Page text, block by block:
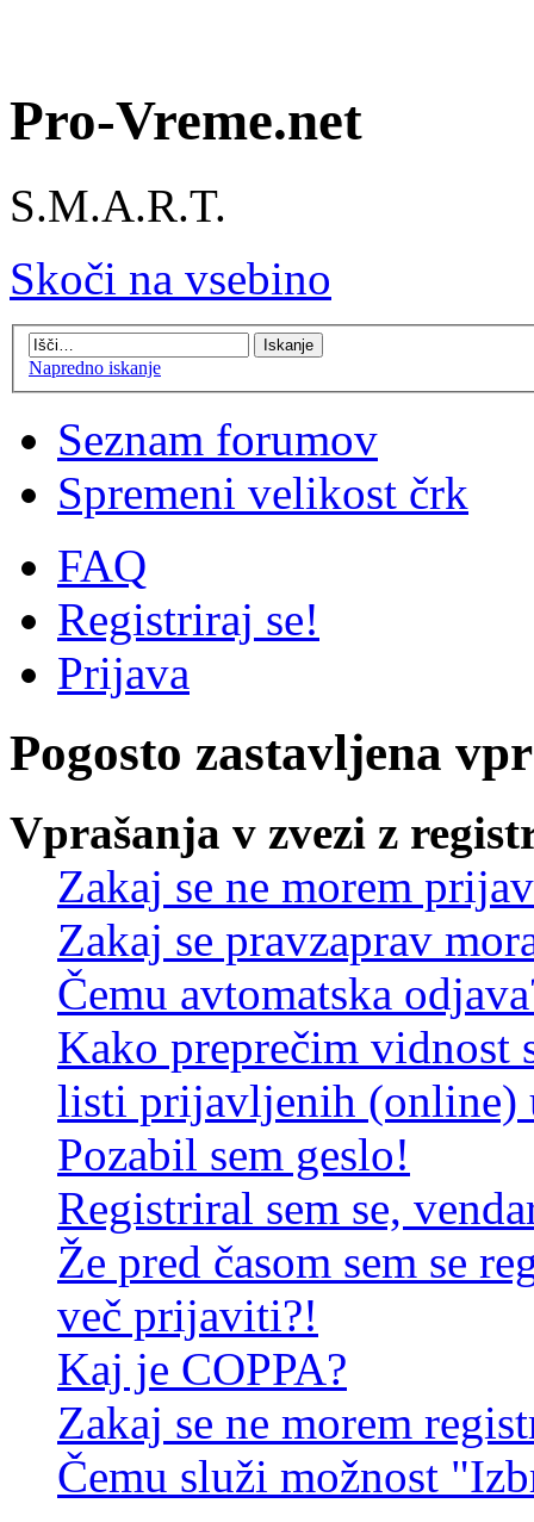
Pro-Vreme.net
S.M.A.R.T.
Skoči na vsebino
Napredno iskanje
Seznam forumov
Spremeni velikost črk
FAQ
Registriraj se!
Prijava
Pogosto zastavljena
Vprašanja v zvezi z
Zakaj se ne morem
Zakaj se pravzaprav
Čemu avtomatska
Kako preprečim vidnost
listi prijavljenih (online)
Pozabil sem geslo!
Registriral sem se,
Že pred časom sem se
več prijaviti?!
Kaj je COPPA?
Zakaj se ne morem
Čemu služi možnost